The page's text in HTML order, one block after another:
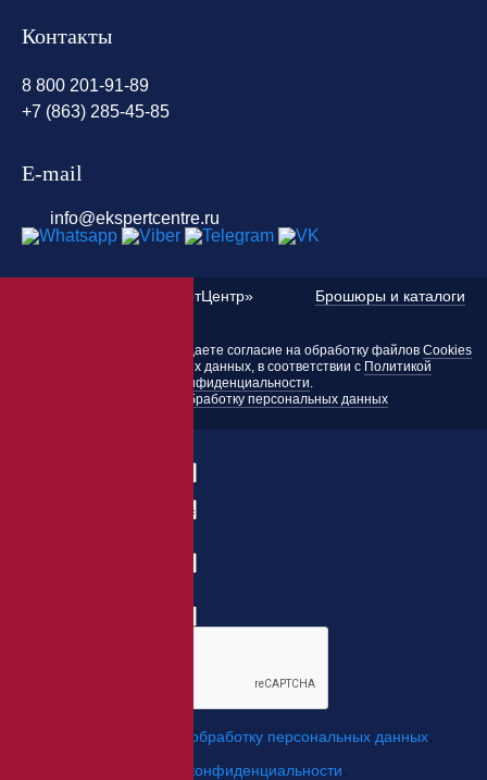
Контакты
8 800 201-91-89
+7 (863) 285-45-85
E-mail
info@ekspertcentre.ru
2010 — 2026 «ЭкспертЦентр» Брошюры и каталоги
Пользуясь этим сайтом, вы даете согласие на обработку файлов Cookies
и других персональных данных, в соответствии с Политикой
конфиденциальности
Согласие на обработку персональных данных
обработку персональных данных
политикой конфиденциальности